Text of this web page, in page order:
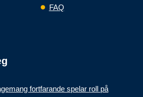
FAQ
fortfarande spelar roll på